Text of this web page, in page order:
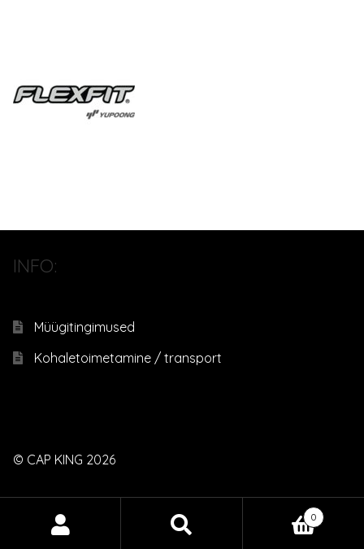
must
kogus
INFO:
Müügitingimused
Kohaletoimetamine / transport
© CAP KING 2026
0